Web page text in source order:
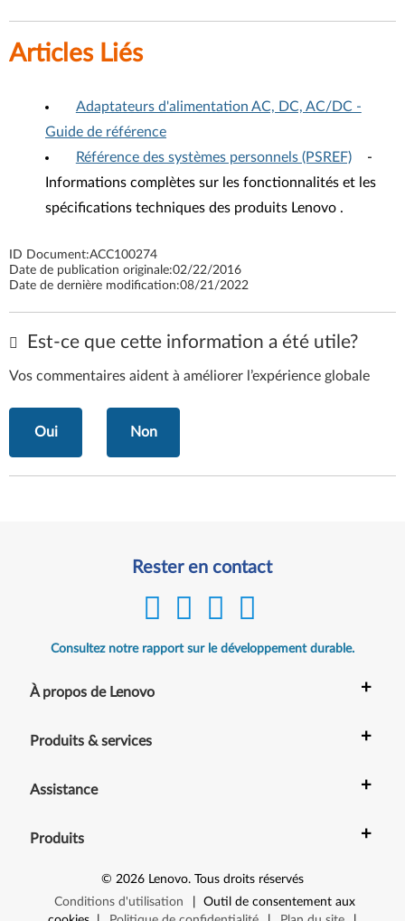
Articles Liés
Adaptateurs d'alimentation AC, DC, AC/DC -
Guide de référence
Référence des systèmes personnels (PSREF)
-
Informations complètes sur les fonctionnalités et les
spécifications techniques des produits Lenovo .
ID Document:ACC100274
Date de publication originale:02/22/2016
Date de dernière modification:08/21/2022
Est-ce que cette information a été utile?
Vos commentaires aident à améliorer l’expérience globale
Oui Non
Rester en contact
Consultez notre rapport sur le développement durable.
À propos de Lenovo +
Produits & services +
Assistance +
Produits +
© 2026 Lenovo. Tous droits réservés
Conditions d'utilisation
Outil de consentement aux